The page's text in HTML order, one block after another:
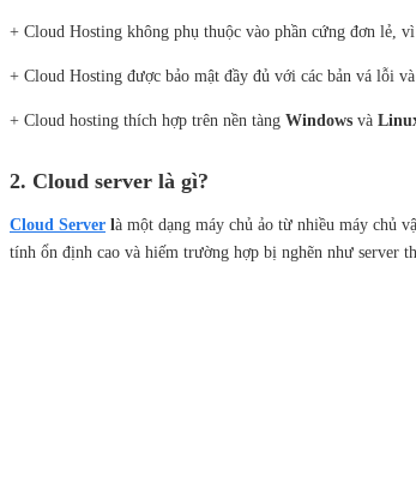
+ Cloud Hosting không phụ thuộc vào phần cứng đơn lẻ,
+ Cloud Hosting được bảo mật đầy đủ với các bản vá lỗi
+ Cloud hosting thích hợp trên nền tàng Windows và
2. Cloud server là gì?
Cloud Server là một dạng máy chủ ảo từ nhiều máy chủ
tính ổn định cao và hiếm trường hợp bị nghẽn như server